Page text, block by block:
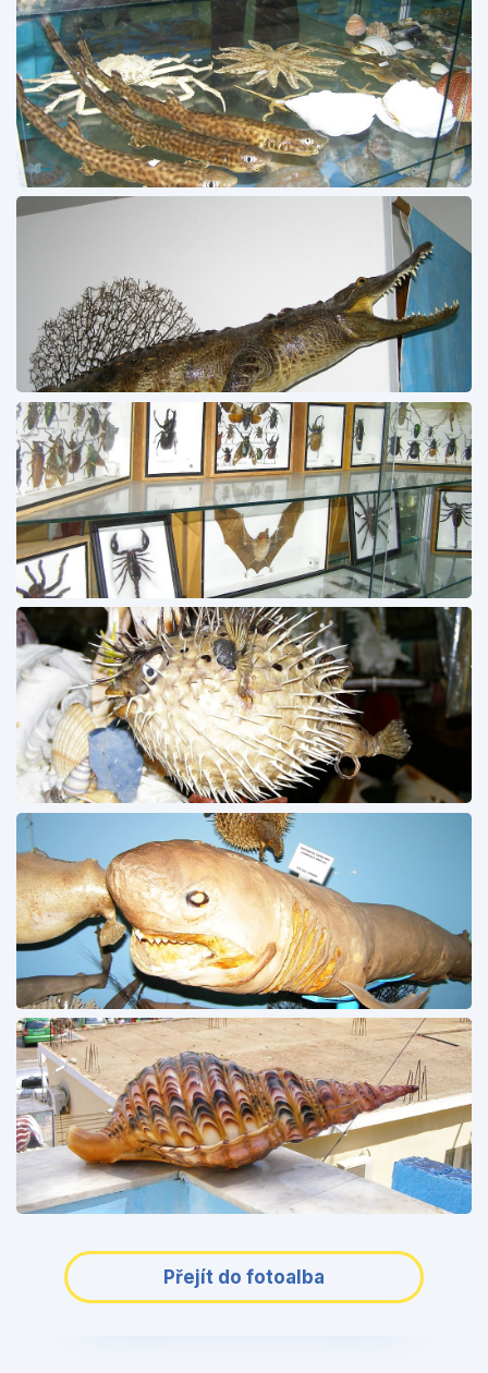
Přejít do fotoalba